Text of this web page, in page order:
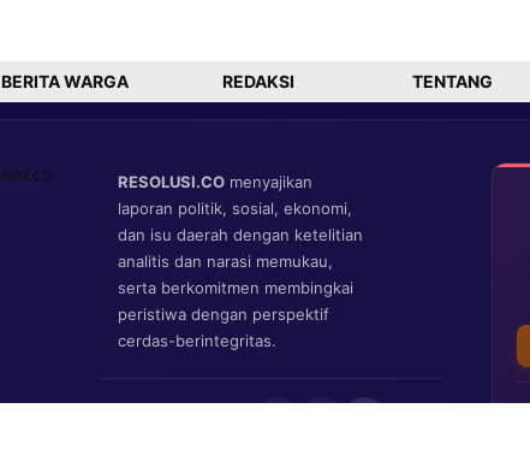
BERITA WARGA REDAKSI TENTANG
RESOLUSI.CO menyajikan
laporan politik, sosial, ekonomi,
dan isu daerah dengan ketelitian
analitis dan narasi memukau,
serta berkomitmen membingkai
peristiwa dengan perspektif
cerdas-berintegritas.